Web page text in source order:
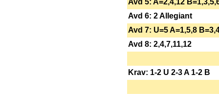
Avd 5: A=2,4,12
Avd 6: 2 Allegiant
Avd 7: U=5 A=1,5,8
Avd 8: 2,4,7,11,12
Krav: 1-2 U 2-3 A 1-2 B